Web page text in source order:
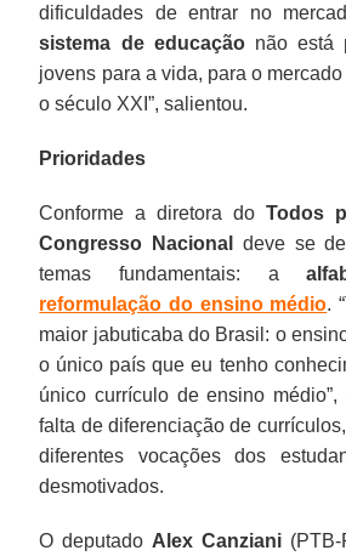
dificuldades de entrar no
sistema de educaçãonão está
jovens para a vida, para o
o século XXI”, salientou.
Prioridades
Conforme a diretora do Todos
Congresso Nacional
deve se
temas fundamentais: a
reformulação do ensino médio.
maior jabuticaba do Brasil: o
o único país que eu tenho
único currículo de ensino
falta de diferenciação de
diferentes vocações dos
desmotivados.
O deputado Alex Canziani